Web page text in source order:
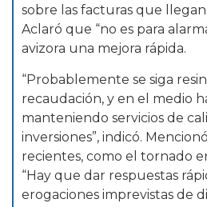
sobre las facturas que llegan
Aclaró que “no es para
avizora una mejora rápida.
“Probablemente se siga
recaudación, y en el medio
manteniendo servicios de
inversiones”, indicó.
recientes, como el tornado
“Hay que dar respuestas
erogaciones imprevistas de